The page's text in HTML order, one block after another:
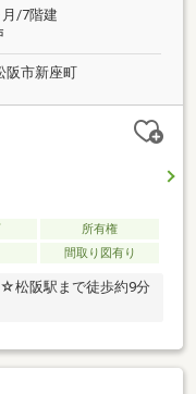
/7階建
阪市新座町
所有権
間取り図有り
松阪駅まで徒歩約9分